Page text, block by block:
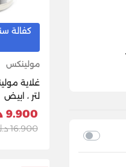
كفالة
مولينكس
لتر ، ابيض
9.900 د.ك
16.900 د.ك